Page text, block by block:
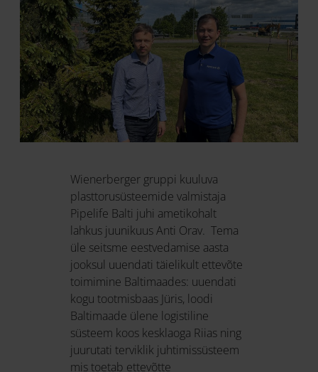
Wienerberger gruppi kuuluva
plasttorusüsteemide valmistaja
Pipelife Balti juhi ametikohalt
lahkus juunikuus Anti Orav. Tema
üle seitsme eestvedamise aasta
jooksul uuendati täielikult ettevõte
toimimine Baltimaades: uuendati
kogu tootmisbaas Jüris, loodi
Baltimaade ülene logistiline
süsteem koos kesklaoga Riias ning
juurutati terviklik juhtimissüsteem
mis toetab ettevõtte